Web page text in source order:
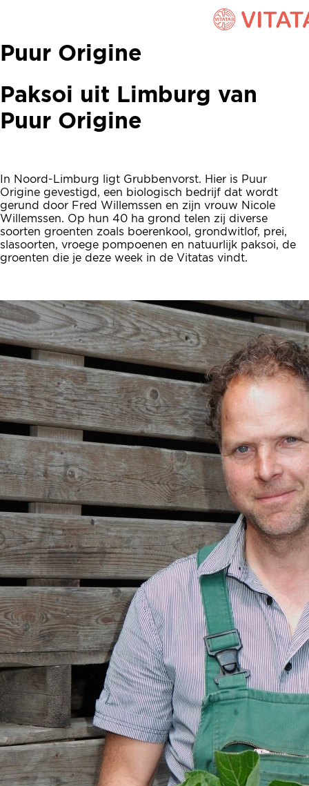
Paksoi uit Limburg van
Puur Origine
Paksoi uit Limburg van
Puur Origine
In Noord-Limburg ligt Grubbenvorst. Hier is Puur
Origine gevestigd, een biologisch bedrijf dat wordt
gerund door Fred Willemssen en zijn vrouw Nicole
Willemssen. Op hun 40 ha grond telen zij diverse
soorten groenten zoals boerenkool, grondwitlof, prei,
slasoorten, vroege pompoenen en natuurlijk paksoi, de
groenten die je deze week in de Vitatas vindt.